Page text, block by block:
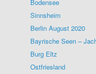
Bodensee
Sinnsheim
Berlin August 2020
Bayrische Seen –
Burg Eltz
Ostfriesland